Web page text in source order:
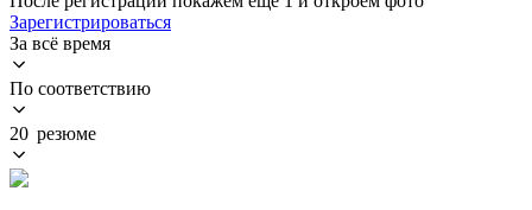
Зарегистрироваться
За всё время
По соответствию
20 резюме